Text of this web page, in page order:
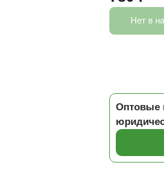
Нет в
Оптовые